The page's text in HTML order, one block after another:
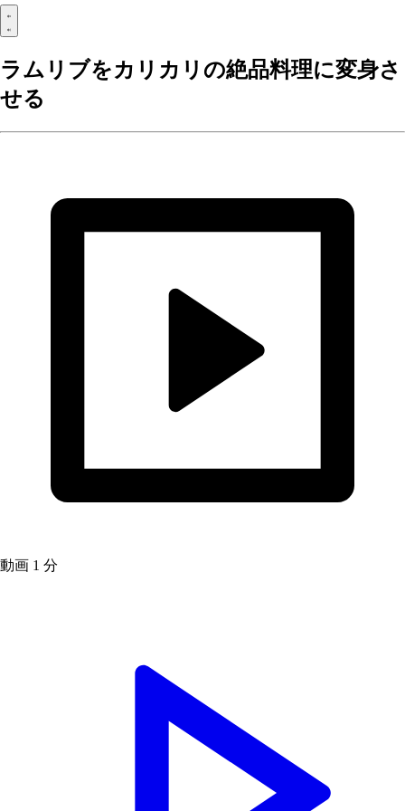
ラムリブをカリカリの絶品料理に変身さ
せる
動画 1 分